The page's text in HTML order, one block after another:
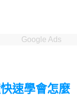
Google Ads
速學會怎麼